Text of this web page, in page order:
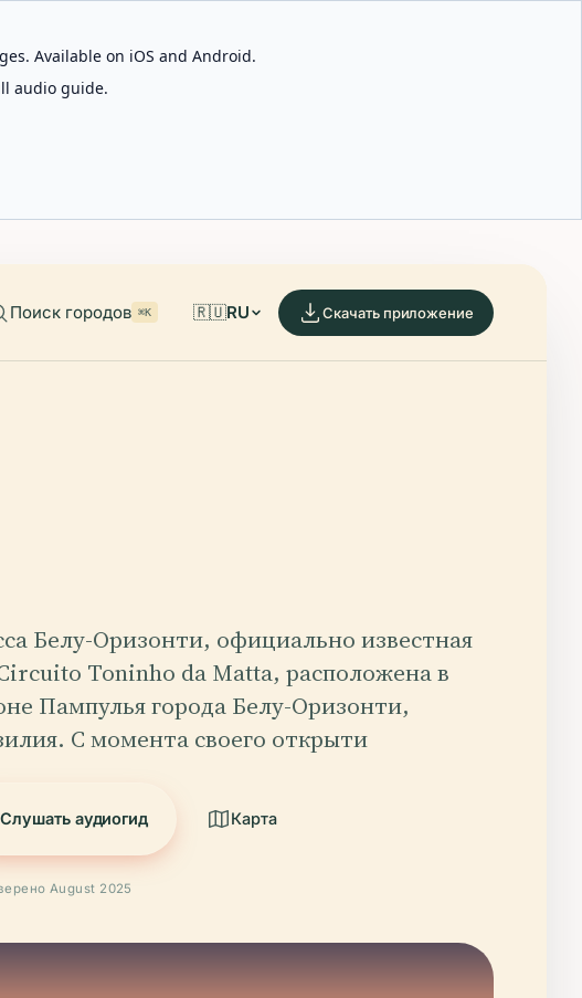
Available on iOS and Android.
audio guide.
Поиск городов ⌘K 🇷🇺RU Скачать приложение
Белу-Оризонти, официально известная
Toninho da Matta, расположена в
Пампулья города Белу-Оризонти,
С момента своего открыти
Слушать аудиогид Карта
August 2025